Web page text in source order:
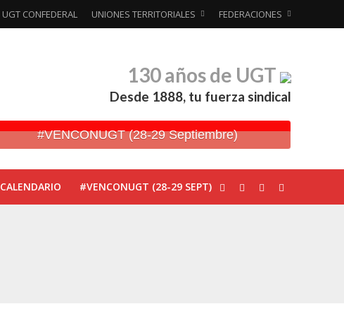
UGT CONFEDERAL UNIONES TERRITORIALES FEDERACIONES
130 años de UGT
Desde 1888, tu fuerza sindical
#VENCONUGT (28-29 Septiembre)
CALENDARIO #VENCONUGT (28-29 SEPT)